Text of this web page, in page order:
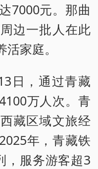
7000元。那曲
边一批人在此
家庭。
日，通过青藏
万人次。青
藏区域文旅经
年，青藏铁
，服务游客超3